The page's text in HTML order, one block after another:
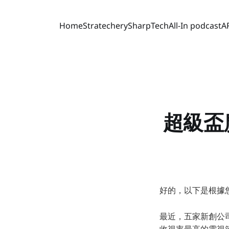
HomeStratecherySharpTechAll-In podcast
超級
好的，以下是根據
最近，五家新創公